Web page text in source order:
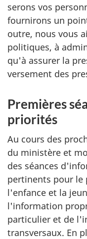
serons vos
fournirons un
outre, nous vous
politiques, à
qu'à assurer la
versement des
Premières
priorités
Au cours des
du ministère et
des séances
pertinents pour le
l'enfance et la
l'information
particulier et de
transversaux. En